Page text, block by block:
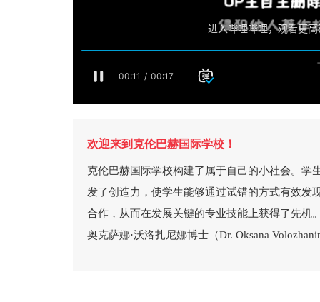
欢迎来到克伦巴赫国际学校！
克伦巴赫国际学校构建了属于自己的小社会。学
发了创造力，使学生能够通过试错的方式有效发
合作，从而在发展关键的专业技能上获得了先机
奥克萨娜·沃洛扎尼娜博士（Dr. Oksana